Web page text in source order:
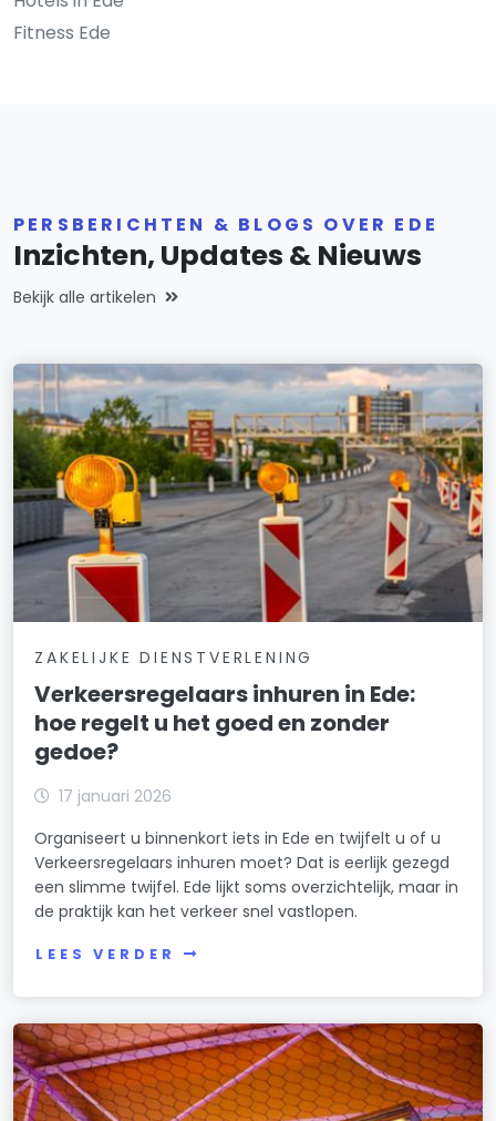
Fitness Ede
PERSBERICHTEN & BLOGS OVER EDE
Inzichten, Updates & Nieuws
Bekijk alle artikelen
ZAKELIJKE DIENSTVERLENING
Verkeersregelaars inhuren in Ede:
hoe regelt u het goed en zonder
gedoe?
17 januari 2026
Organiseert u binnenkort iets in Ede en twijfelt u of u
Verkeersregelaars inhuren moet? Dat is eerlijk gezegd
een slimme twijfel. Ede lijkt soms overzichtelijk, maar in
de praktijk kan het verkeer snel vastlopen.
LEES VERDER